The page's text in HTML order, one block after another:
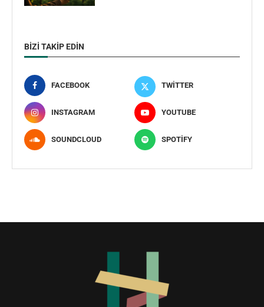
BIZI TAKIP EDIN
FACEBOOK TWITTER
INSTAGRAM YOUTUBE
SOUNDCLOUD SPOTIFY